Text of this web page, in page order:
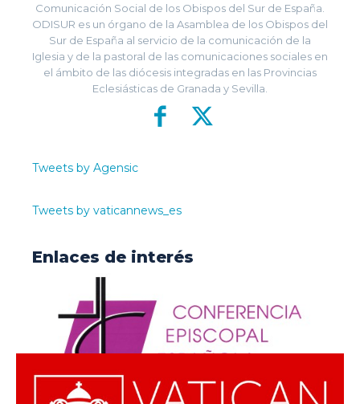
Comunicación Social de los Obispos del Sur de España.
ODISUR es un órgano de la Asamblea de los Obispos del
Sur de España al servicio de la comunicación de la
Iglesia y de la pastoral de las comunicaciones sociales en
el ámbito de las diócesis integradas en las Provincias
Eclesiásticas de Granada y Sevilla.
Tweets by Agensic
Tweets by vaticannews_es
Enlaces de interés